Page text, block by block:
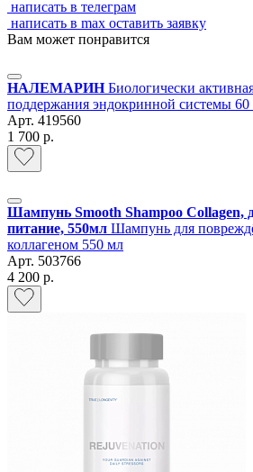
написать в телеграм
написать в max оставить заявку
Вам может понравится
НАЛЕМАРИНБиологически
поддержания эндокринной системы 60
Арт. 419560
1 700 р.
Шампунь Smooth Shampoo Collagen,
питание, 550мл Шампунь для
коллагеном 550 мл
Арт. 503766
4 200 р.